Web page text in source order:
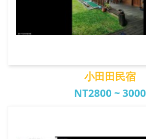
小田田民宿
NT2800 ~ 3000